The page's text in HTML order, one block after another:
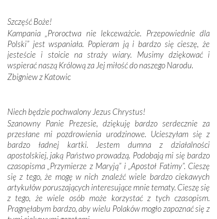
Darczyńców w ramach akcji „Twoje światło w Fatimie”.
Podczas tej kilkudniowej wyprawy na każdym kroku
spotykaliśmy się z serdeczną otwartością
Portugalczyków. Podziwialiśmy ich ludową sztukę i
zwyczaje. Mimo że nasze kraje są od siebie bardzo
oddalone, w żaden sposób nie czuliśmy się obco.
wspólnej wierze. Podczas wyjazdów do historycznych
miejsc, które znalazły się na trasie naszej pielgrzymki,
mieliśmy okazję przekonać się, że Maryja swoją opieką
otacza nie tylko nasz naród, lecz wszystkie nacje, które
się Jej ufnie oddają, a także każdą osobę, która zawierza
Jej siebie oraz swych bliskich.
Dzieje Portugalii to również historia wierności Bogu i
odstępstw, także w życiu władców. Trudne momenty w
wymiarze tak osobistym, jak i zbiorowym, przypominają o
konieczności ciągłego zabiegania o własną duszę i o łaskę
Szczęść Boże!
Kampania „Proroctwa nie lekceważcie. Przepowiednie dla
Polski” jest wspaniała. Popieram ją i bardzo się cieszę, że
jesteście i stoicie na straży wiary. Musimy dziękować i
wspierać naszą Królową za Jej miłość do naszego Narodu.
Zbigniew z Katowic
Niech będzie pochwalony Jezus Chrystus!
Szanowny Panie Prezesie, dziękuję bardzo serdecznie za
przesłane mi pozdrowienia urodzinowe. Ucieszyłam się z
bardzo ładnej kartki. Jestem dumna z działalności
apostolskiej, jaką Państwo prowadzą. Podobają mi się bardzo
czasopisma „Przymierze z Maryją” i „Apostoł Fatimy”. Cieszę
się z tego, że mogę w nich znaleźć wiele bardzo ciekawych
artykułów poruszających interesujące mnie tematy. Cieszę się
z tego, że wiele osób może korzystać z tych czasopism.
Pragnęłabym bardzo, aby wielu Polaków mogło zapoznać się z